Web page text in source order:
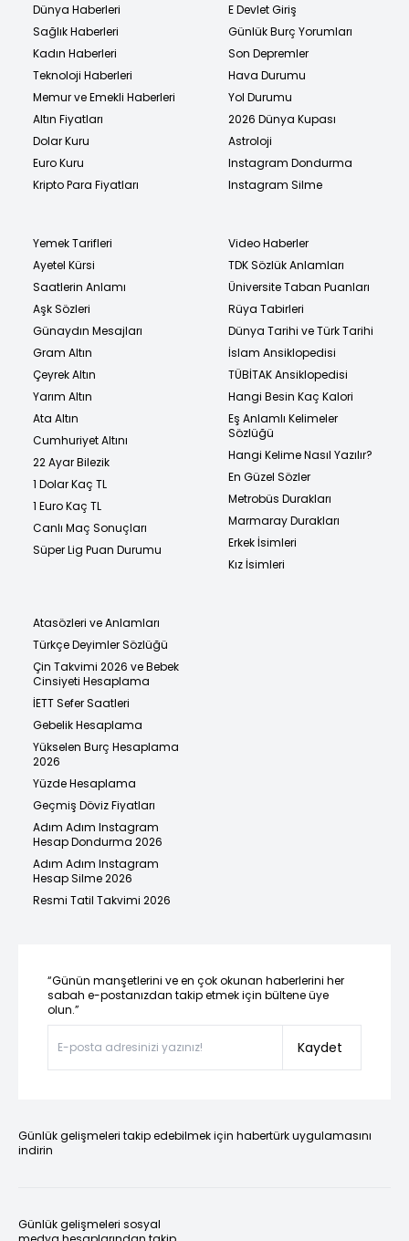
Dünya Haberleri
Sağlık Haberleri
Kadın Haberleri
Teknoloji Haberleri
Memur ve Emekli Haberleri
Altın Fiyatları
Dolar Kuru
Euro Kuru
Kripto Para Fiyatları
E Devlet Giriş
Günlük Burç Yorumları
Son Depremler
Hava Durumu
Yol Durumu
2026 Dünya Kupası
Astroloji
Instagram Dondurma
Instagram Silme
Yemek Tarifleri
Ayetel Kürsi
Saatlerin Anlamı
Aşk Sözleri
Günaydın Mesajları
Gram Altın
Çeyrek Altın
Yarım Altın
Ata Altın
Cumhuriyet Altını
22 Ayar Bilezik
1 Dolar Kaç TL
1 Euro Kaç TL
Canlı Maç Sonuçları
Süper Lig Puan Durumu
Video Haberler
TDK Sözlük Anlamları
Üniversite Taban Puanları
Rüya Tabirleri
Dünya Tarihi ve Türk Tarihi
İslam Ansiklopedisi
TÜBİTAK Ansiklopedisi
Hangi Besin Kaç Kalori
Eş Anlamlı Kelimeler
Sözlüğü
Hangi Kelime Nasıl Yazılır?
En Güzel Sözler
Metrobüs Durakları
Marmaray Durakları
Erkek İsimleri
Kız İsimleri
Atasözleri ve Anlamları
Türkçe Deyimler Sözlüğü
Çin Takvimi 2026 ve Bebek
Cinsiyeti Hesaplama
İETT Sefer Saatleri
Gebelik Hesaplama
Yükselen Burç Hesaplama
2026
Yüzde Hesaplama
Geçmiş Döviz Fiyatları
Adım Adım Instagram
Hesap Dondurma 2026
Adım Adım Instagram
Hesap Silme 2026
Resmi Tatil Takvimi 2026
“Günün manşetlerini ve en çok okunan haberlerini her
sabah e-postanızdan takip etmek için bültene üye
olun.”
Kaydet
Günlük gelişmeleri takip edebilmek için habertürk uygulamasını
indirin
Günlük gelişmeleri sosyal